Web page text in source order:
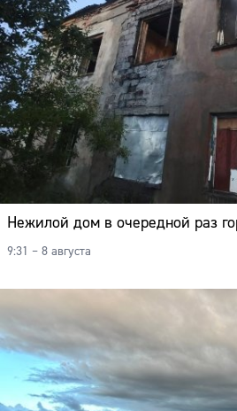
Нежилой дом в очередной раз
9:31 – 8 августа